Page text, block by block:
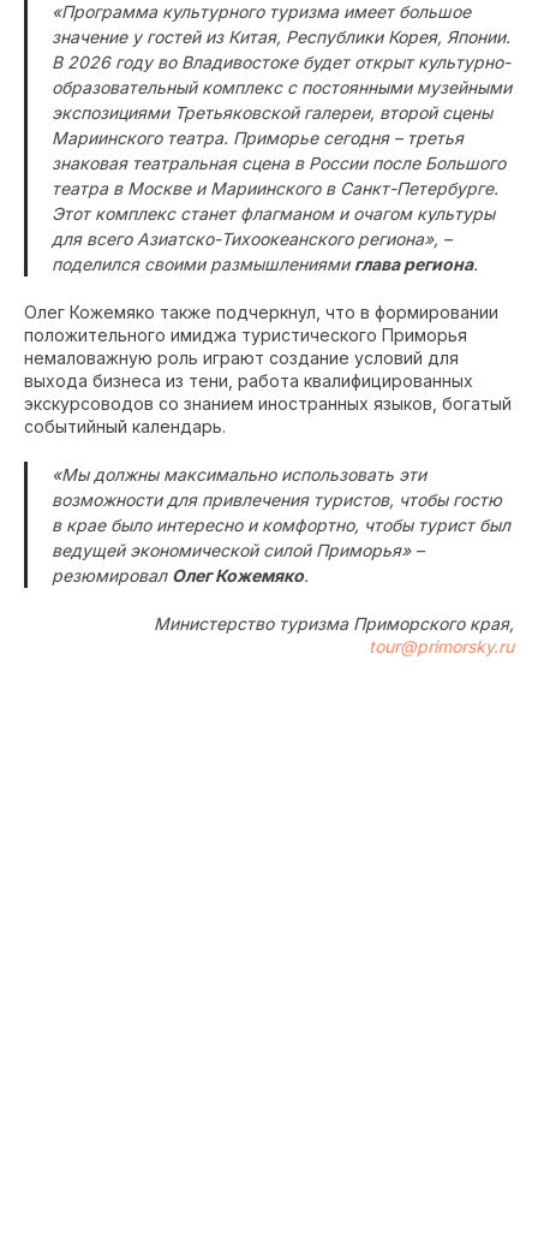
«Программа культурного туризма имеет большое
значение у гостей из Китая, Республики Корея, Японии.
В 2026 году во Владивостоке будет открыт культурно-
образовательный комплекс с постоянными музейными
экспозициями Третьяковской галереи, второй сцены
Мариинского театра. Приморье сегодня – третья
знаковая театральная сцена в России после Большого
театра в Москве и Мариинского в Санкт-Петербурге.
Этот комплекс станет флагманом и очагом культуры
для всего Азиатско-Тихоокеанского региона», –
поделился своими размышлениями глава региона.
Олег Кожемяко также подчеркнул, что в формировании
положительного имиджа туристического Приморья
немаловажную роль играют создание условий для
выхода бизнеса из тени, работа квалифицированных
экскурсоводов со знанием иностранных языков, богатый
событийный календарь.
«Мы должны максимально использовать эти
возможности для привлечения туристов, чтобы гостю
в крае было интересно и комфортно, чтобы турист был
ведущей экономической силой Приморья» –
резюмировал Олег Кожемяко.
Министерство туризма Приморского края,
tour@primorsky.ru